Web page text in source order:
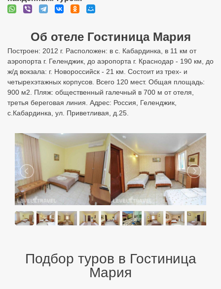
Об отеле Гостиница Мария
Построен: 2012 г. Расположен: в с. Кабардинка, в 11 км от
аэропорта г. Геленджик, до аэропорта г. Краснодар - 190 км, до
ж/д вокзала: г. Новороссийск - 21 км. Состоит из трех- и
четырехэтажных корпусов. Всего 120 мест. Общая площадь:
900 м2. Пляж: общественный галечный в 700 м от отеля,
третья береговая линия. Адрес: Россия, Геленджик,
с.Кабардинка, ул. Приветливая, д.25.
Подбор туров в Гостиница
Мария